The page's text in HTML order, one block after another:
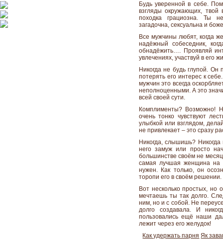
Будь уверенной в себе.
взгляды окружающих, твой
походка грациозна. Ты
загадочна, сексуальна и
Все мужчины любят, когда
надёжный собеседник,
обнадёжить…. Проявляй
увлечениях, участвуй в его
Никогда не будь глупой.
потерять его интерес к
мужчин это всегда
неполноценными. А это
всей своей сути.
Комплименты? Возможно!
очень тонко чувствуют
улыбкой или взглядом,
не привлекает – это сразу
Никогда, слышишь?
него замуж или просто
большинстве своём не
самая лучшая женщина на
нужен. Как только, он
торопи его в своём
Вот несколько простых, но
мечтаешь ты так долго.
ним, но и с собой. Не
долго создавала. И
пользовались ещё наши
лежит через его желудок!
Как удержать парня Як